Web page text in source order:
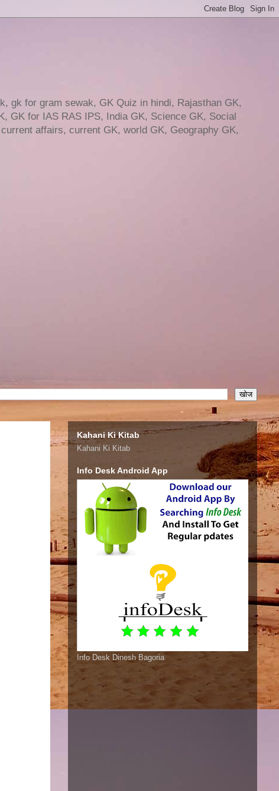
gk for gram sewak, GK Quiz in hindi, Rajasthan GK,
GK for IAS RAS IPS, India GK, Science GK, Social
affairs, current GK, world GK, Geography GK,
Kahani Ki Kitab
Kahani Ki Kitab
Info Desk Android App
Info Desk Dinesh Bagoria